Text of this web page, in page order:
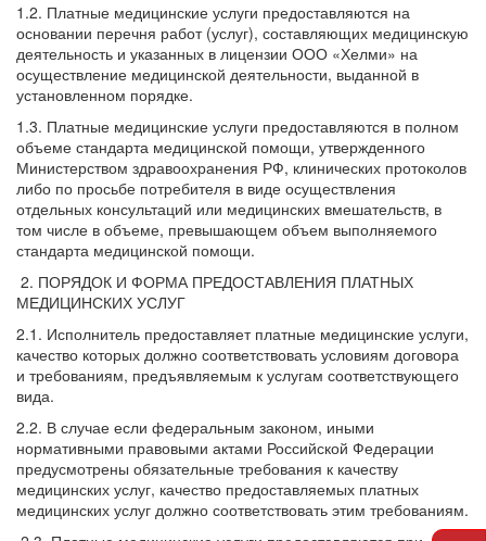
1.2. Платные медицинские услуги предоставляются на
основании перечня работ (услуг), составляющих медицинскую
деятельность и указанных в лицензии ООО «Хелми» на
осуществление медицинской деятельности, выданной в
установленном порядке.
1.3. Платные медицинские услуги предоставляются в полном
объеме стандарта медицинской помощи, утвержденного
Министерством здравоохранения РФ, клинических протоколов
либо по просьбе потребителя в виде осуществления
отдельных консультаций или медицинских вмешательств, в
том числе в объеме, превышающем объем выполняемого
стандарта медицинской помощи.
2. ПОРЯДОК И ФОРМА ПРЕДОСТАВЛЕНИЯ ПЛАТНЫХ
МЕДИЦИНСКИХ УСЛУГ
2.1. Исполнитель предоставляет платные медицинские услуги,
качество которых должно соответствовать условиям договора
и требованиям, предъявляемым к услугам соответствующего
вида.
2.2. В случае если федеральным законом, иными
нормативными правовыми актами Российской Федерации
предусмотрены обязательные требования к качеству
медицинских услуг, качество предоставляемых платных
медицинских услуг должно соответствовать этим требованиям.